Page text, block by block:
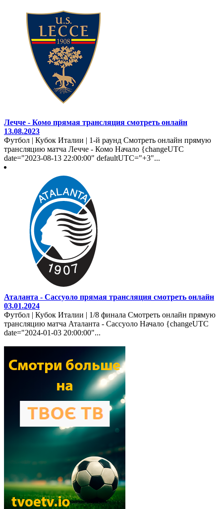
Лечче - Комо прямая трансляция смотреть онлайн
13.08.2023
Футбол | Кубок Италии | 1-й раунд Смотреть онлайн прямую
трансляцию матча Лечче - Комо Начало {changeUTC
date="2023-08-13 22:00:00" defaultUTC="+3"...
Аталанта - Сассуоло прямая трансляция смотреть онлайн
03.01.2024
Футбол | Кубок Италии | 1/8 финала Смотреть онлайн прямую
трансляцию матча Аталанта - Сассуоло Начало {changeUTC
date="2024-01-03 20:00:00"...